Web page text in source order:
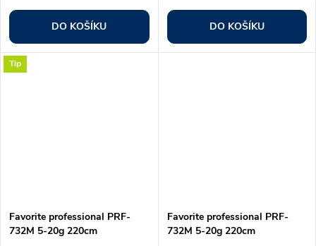
DO KOŠÍKU DO KOŠÍKU
Tip
Favorite professional PRF-
732M 5-20g 220cm
Favorite professional PRF-
732M 5-20g 220cm